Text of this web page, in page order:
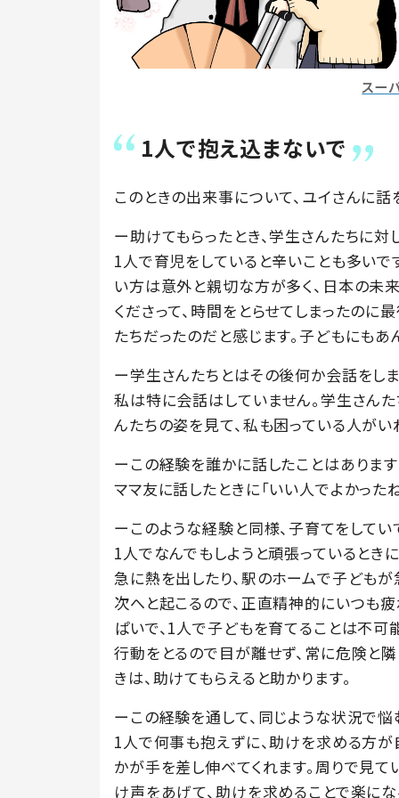
スー
1人で抱え込まないで
このときの出来事について、ユイさんに話
ー助けてもらったとき、学生さんたちに対
1人で育児をしていると辛いことも多いで
い方は意外と親切な方が多く、日本の未
くださって、時間をとらせてしまったの
たちだったのだと感じます。子どもにも
ー学生さんたちとはその後何か会話をし
私は特に会話はしていません。学生さん
んたちの姿を見て、私も困っている人がい
ーこの経験を誰かに話したことはありま
ママ友に話したときに「いい人でよかった
ーこのような経験と同様、子育てをして
1人でなんでもしようと頑張っているとき
急に熱を出したり、駅のホームで子ども
次へと起こるので、正直精神的にいつも
ぱいで、1人で子どもを育てることは不
行動をとるので目が離せず、常に危険と
きは、助けてもらえると助かります。
ーこの経験を通して、同じような状況で
1人で何事も抱えずに、助けを求める方
かが手を差し伸べてくれます。周りで見
け声をあげて、助けを求めることで楽にな